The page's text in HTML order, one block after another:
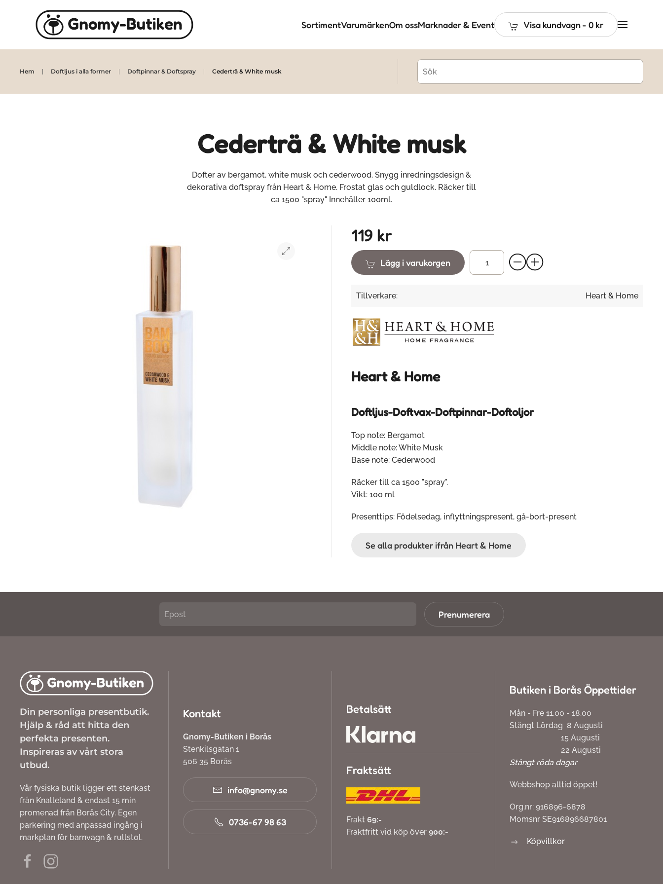
Skip to main content SortimentVarumärkenOm ossMarknader & Event Visa kundvagn- 0 kr
Hem Doftljus i alla former Doftpinnar & Doftspray Cederträ & White musk
Cederträ & White musk
Dofter av bergamot, white musk och cederwood. Snygg inredningsdesign &
dekorativa doftspray från Heart & Home. Frostat glas och guldlock. Räcker till
ca 1500 "spray" Innehåller 100ml.
119 kr
Lägg i varukorgen
Tillverkare: Heart & Home
Heart & Home
Doftljus-Doftvax-Doftpinnar-Doftoljor
Top note: Bergamot
Middle note: White Musk
Base note: Cederwood
Räcker till ca 1500 "spray".
Vikt: 100 ml
Presenttips: Födelsedag, inflyttningspresent, gå-bort-present
Se alla produkter ifrån Heart & Home
Prenumerera
Din personliga presentbutik.
Hjälp & råd att hitta den
perfekta presenten.
Inspireras av vårt stora
utbud.
Vår fysiska butik ligger ett stenkast
från Knalleland & endast 15 min
promenad från Borås City. Egen
parkering med anpassad ingång i
markplan för barnvagn & rullstol.
Kontakt
Gnomy-Butiken i Borås
Stenkilsgatan 1
506 35 Borås
info@gnomy.se
0736-67 98 63
Betalsätt
Fraktsätt
Frakt 69:-
Fraktfritt vid köp över 900:-
Butiken i Borås Öppettider
Mån - Fre 11.00 - 18.00
Stängt Lördag 8 Augusti
15 Augusti
22 Augusti
Stängt röda dagar
Webbshop alltid öppet!
Org.nr: 916896-6878
Momsnr SE916896687801
Köpvillkor